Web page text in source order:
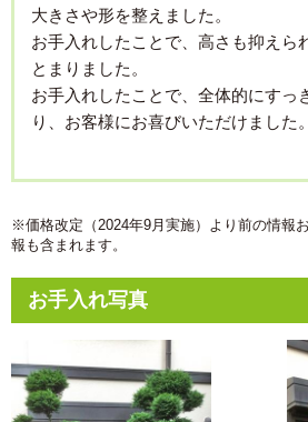
大きさや形を整えました。
お手入れしたことで、高さも抑えら
とまりました。
お手入れしたことで、全体的にすっ
り、お客様にお喜びいただけました。
※価格改定（2024年9月実施）より前の情報
報も含まれます。
お手入れ写真